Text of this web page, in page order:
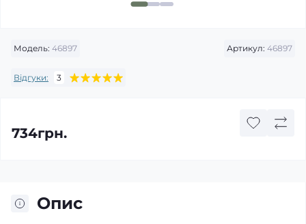
Модель: 46897 Артикул: 46897
Відгуки: 3
734грн.
Опис